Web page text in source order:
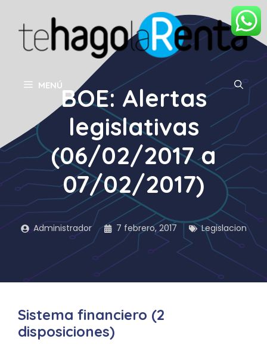
contenido
MENÚBOE: Alertas
legislativas
(06/02/2017 a
07/02/2017)
Administrador 7 febrero, 2017 Legislacion
Sistema financiero (2
disposiciones)